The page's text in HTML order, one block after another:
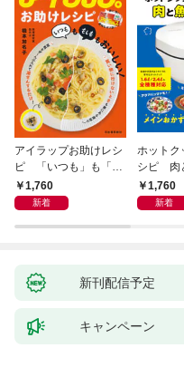
アイラップお助けレシ
ピ 「いつも」も「も
しも」もおいしい！
1,760
新着
ホットク
シピ 肉
ず 少な
料で、あ
1,760
新着
新刊配信予定
キャンペーン